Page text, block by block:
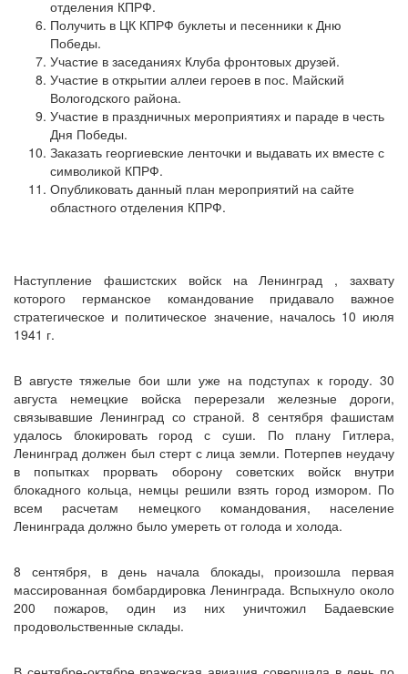
отделения КПРФ.
Получить в ЦК КПРФ буклеты и песенники к Дню
Победы.
Участие в заседаниях Клуба фронтовых друзей.
Участие в открытии аллеи героев в пос. Майский
Вологодского района.
Участие в праздничных мероприятиях и параде в честь
Дня Победы.
Заказать георгиевские ленточки и выдавать их вместе с
символикой КПРФ.
Опубликовать данный план мероприятий на сайте
областного отделения КПРФ.
Наступление фашистских войск на Ленинград , захвату
которого германское командование придавало важное
стратегическое и политическое значение, началось 10 июля
1941 г.
В августе тяжелые бои шли уже на подступах к городу. 30
августа немецкие войска перерезали железные дороги,
связывавшие Ленинград со страной. 8 сентября фашистам
удалось блокировать город с суши. По плану Гитлера,
Ленинград должен был стерт с лица земли. Потерпев неудачу
в попытках прорвать оборону советских войск внутри
блокадного кольца, немцы решили взять город измором. По
всем расчетам немецкого командования, население
Ленинграда должно было умереть от голода и холода.
8 сентября, в день начала блокады, произошла первая
массированная бомбардировка Ленинграда. Вспыхнуло около
200 пожаров, один из них уничтожил Бадаевские
продовольственные склады.